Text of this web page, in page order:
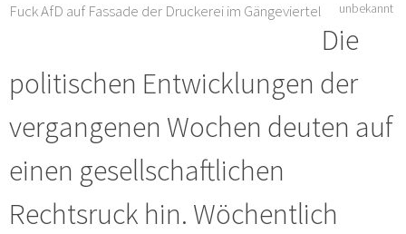
Fuck AfD auf Fassade der Druckerei im Gängeviertel unbekannt
Die
politischen Entwicklungen der
vergangenen Wochen deuten auf
einen gesellschaftlichen
Rechtsruck hin. Wöchentlich